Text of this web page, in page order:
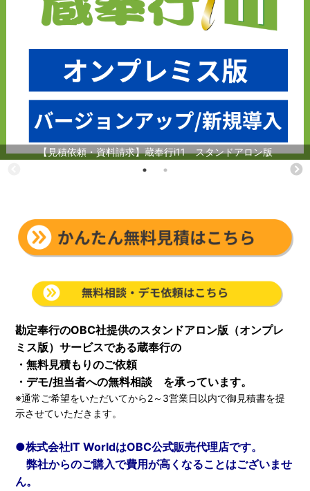
【見積依頼・資料請求】蔵奉行i11 スタンドアロン版
勘定奉行のOBC社提供のスタンドアロン版（オンプレ
ミス版）サービスである蔵奉行の
・無料見積もりのご依頼
・デモ/担当者への無料相談 を承っています。
※通常ご希望をいただいてから2～3営業日以内で御見積書を提
示させていただきます。
●株式会社IT WorldはOBC公式販売代理店です。
弊社からのご購入で費用が高くなることはございませ
ん。